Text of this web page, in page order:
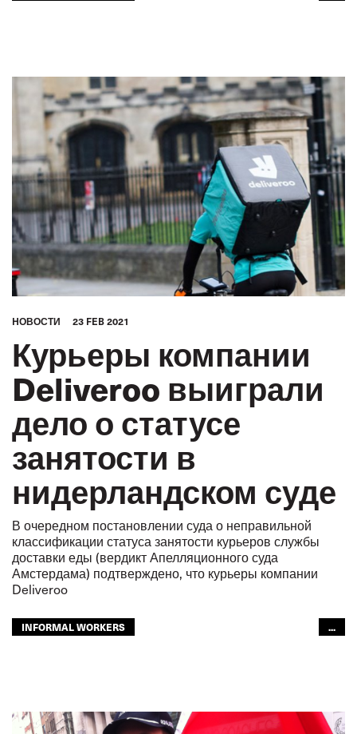
HОВОСТИ 23 FEB 2021
Курьеры компании
Deliveroo выиграли
дело о статусе
занятости в
нидерландском суде
В очередном постановлении суда о неправильной
классификации статуса занятости курьеров службы
доставки еды (вердикт Апелляционного суда
Амстердама) подтверждено, что курьеры компании
Deliveroo
INFORMAL WORKERS
...